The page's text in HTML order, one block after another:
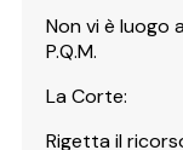
Non vi è luogo
P.Q.M.
La Corte:
Rigetta il